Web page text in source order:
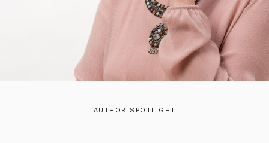
AUTHOR SPOTLIGHT